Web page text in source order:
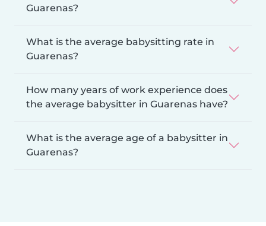
Guarenas?
What is the average babysitting rate in
Guarenas?
How many years of work experience does
the average babysitter in Guarenas have?
What is the average age of a babysitter in
Guarenas?